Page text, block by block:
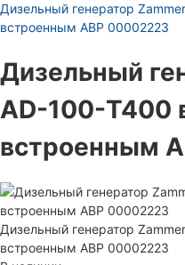
Дизельный генератор
встроенным АВР 00002223
Дизельный
AD-100-Т400
встроенным
Дизельный генератор
встроенным АВР 00002223